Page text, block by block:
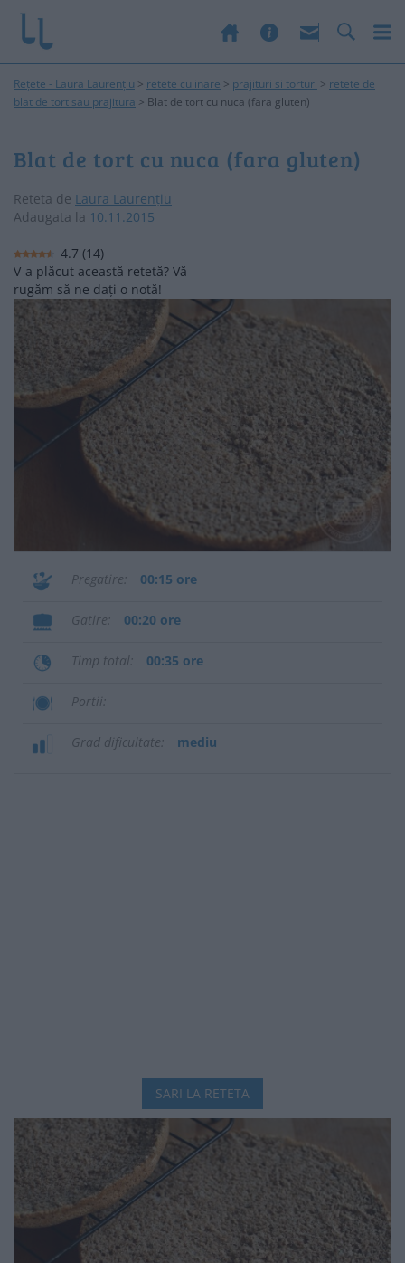
Rețete - Laura Laurențiu > retete culinare > prajituri si torturi > retete de
blat de tort sau prajitura > Blat de tort cu nuca (fara gluten)
Blat de tort cu nuca (fara gluten)
Reteta de Laura Laurențiu
Adaugata la 10.11.2015
4.7 (14)
V-a plăcut această retetă? Vă
rugăm să ne dați o notă!
Pregatire 00:15 ore
Gatire 00:20 ore
Timp total 00:35 ore
Portii
Grad dificultate mediu
SARI LA RETETA